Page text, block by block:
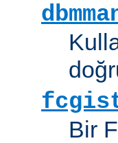
Bir